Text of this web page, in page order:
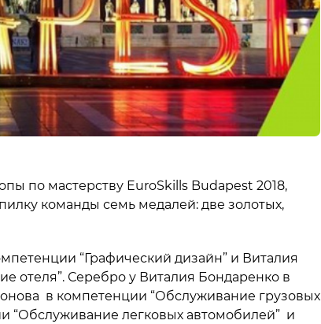
по мастерству EuroSkills Budapest 2018,
команды семь медалей: две золотых,
“Графический дизайн” и Виталия
отеля”. Серебро у Виталия Бондаренко в
в компетенции “Обслуживание грузовых
“Обслуживание легковых автомобилей” и